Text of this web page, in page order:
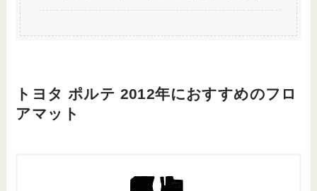
トヨタ ポルテ 2012年におすすめのフロ
アマット